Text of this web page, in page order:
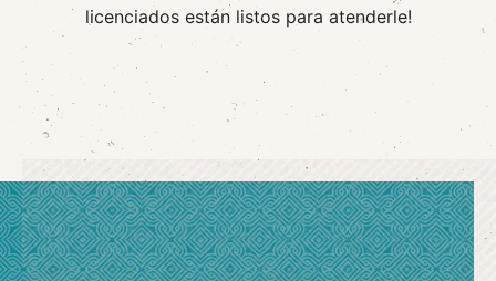
licenciados están listos para atenderle!